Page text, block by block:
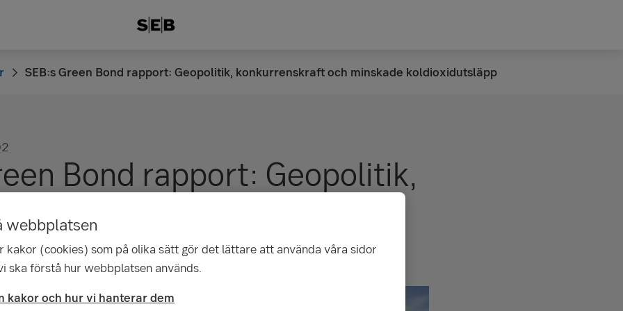
SEB:s Green Bond rapport: Geopolitik, konkurrenskraft och minskade koldioxidutsläpp
Bond rapport: Geopolitik,
och minskade
webbplatsen
kakor (cookies) som på olika sätt gör det lättare att använda våra sidor
ska förstå hur webbplatsen används.
kakor och hur vi hanterar dem